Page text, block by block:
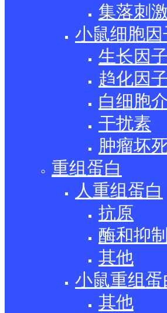
集落刺
小鼠细胞因
生长因
趋化因
白细胞
干扰素
肿瘤坏
重组蛋白
人重组蛋白
抗原
酶和抑
其他
小鼠重组蛋
其他